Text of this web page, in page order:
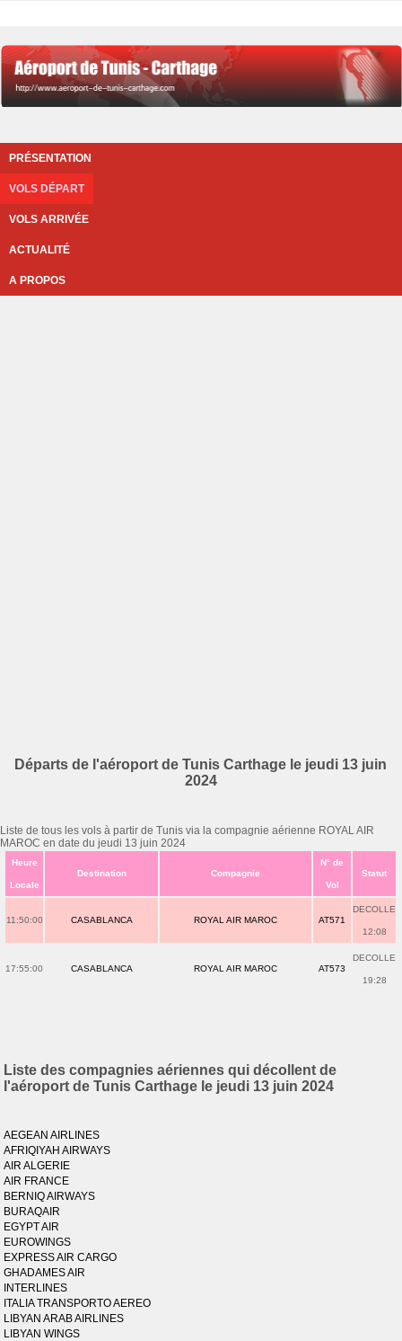
PRÉSENTATION
VOLS DÉPART
VOLS ARRIVÉE
ACTUALITÉ
A PROPOS
Départs de l'aéroport de Tunis Carthage le jeudi 13 juin
2024
Liste de tous les vols à partir de Tunis via la compagnie aérienne ROYAL AIR
MAROC en date du jeudi 13 juin 2024
Heure
Locale
Destination Compagnie
N° de
Vol
Statut
11:50:00 CASABLANCA ROYAL AIR MAROC AT571
DECOLLE
12:08
17:55:00 CASABLANCA ROYAL AIR MAROC AT573
DECOLLE
19:28
Liste des compagnies aériennes qui décollent de
l'aéroport de Tunis Carthage le jeudi 13 juin 2024
AEGEAN AIRLINES
AFRIQIYAH AIRWAYS
AIR ALGERIE
AIR FRANCE
BERNIQ AIRWAYS
BURAQAIR
EGYPT AIR
EUROWINGS
EXPRESS AIR CARGO
GHADAMES AIR
INTERLINES
ITALIA TRANSPORTO AEREO
LIBYAN ARAB AIRLINES
LIBYAN WINGS